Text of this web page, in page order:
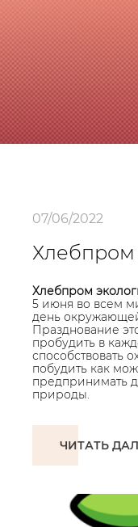
07/06/2022
Хлебпром
Хлебпром
5 июня во всем
день
Празднование
пробудить в
способствовать
побудить как
предпринимать
природы.
ЧИТАТЬ